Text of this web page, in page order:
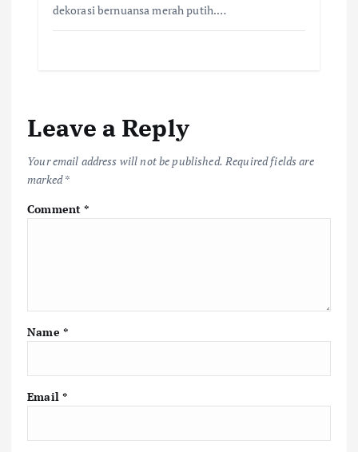
dekorasi bernuansa merah putih.…
Leave a Reply
Your email address will not be published. Required fields are
marked*
Comment*
Name *
Email *